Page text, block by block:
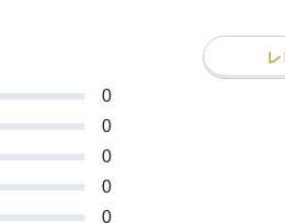
イ！！
0
0
0
0
0